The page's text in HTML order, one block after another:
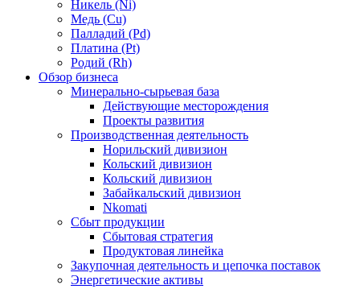
Никель (Ni)
Медь (Cu)
Палладий (Pd)
Платина (Pt)
Родий (Rh)
Обзор бизнеса
Минерально-сырьевая база
Действующие месторождения
Проекты развития
Производственная деятельность
Норильский дивизион
Кольский дивизион
Кольский дивизион
Забайкальский дивизион
Nkomati
Сбыт продукции
Сбытовая стратегия
Продуктовая линейка
Закупочная деятельность и цепочка поставок
Энергетические активы